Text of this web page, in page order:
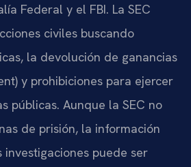
Federal y el FBI. La SEC
civiles buscando
la devolución de ganancias
y prohibiciones para ejercer
públicas. Aunque la SEC no
de prisión, la información
investigaciones puede ser